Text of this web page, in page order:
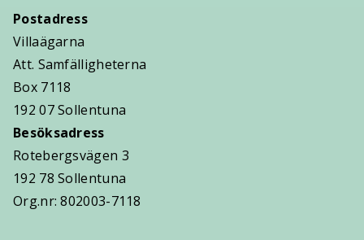
Postadress
Villaägarna
Att. Samfälligheterna
Box 7118
192 07 Sollentuna
Besöksadress
Rotebergsvägen 3
192 78 Sollentuna
Org.nr: 802003-7118